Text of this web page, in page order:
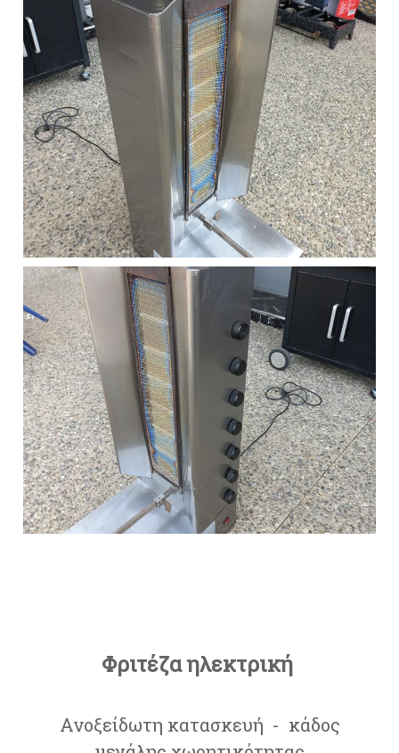
Φριτέζα ηλεκτρική
Ανοξείδωτη κατασκευή - κάδος